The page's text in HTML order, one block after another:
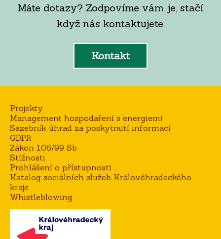
Máte dotazy? Zodpovíme vám je, stačí
když nás kontaktujete.
Kontakt
Projekty
Management hospodaření s energiemi
Sazebník úhrad za poskytnutí informací
GDPR
Zákon 106/99 Sb
Stížnosti
Prohlášení o přístupnosti
Katalog sociálních služeb Královéhradeckého
kraje
Whistleblowing